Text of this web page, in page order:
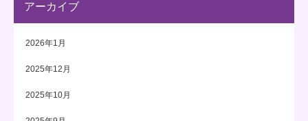
アーカイブ
2026年1月
2025年12月
2025年10月